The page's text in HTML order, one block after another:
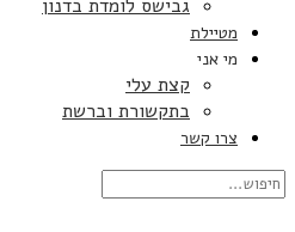
גבישס לומדת בדנון
מטיילת
מי אני
קצת עלי
בתקשורת וברשת
צרו קשר